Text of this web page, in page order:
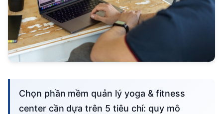
Chọn phần mềm quản lý yoga & fitness
center cần dựa trên 5 tiêu chí: quy mô